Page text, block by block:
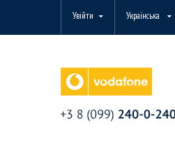
Увійти Українська